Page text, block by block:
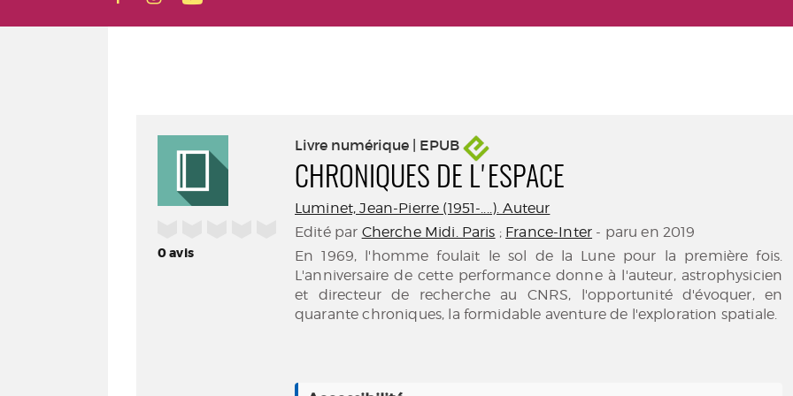
0avis
Livre numérique | EPUB
CHRONIQUES DE L'ESPACE
Luminet, Jean-Pierre (1951-....). Auteur
Edité par Cherche Midi. Paris ; France-Inter - paru en 2019
En 1969, l'homme foulait le sol de la Lune pour la première fois.
L'anniversaire de cette performance donne à l'auteur, astrophysicien
et directeur de recherche au CNRS, l'opportunité d'évoquer, en
quarante chroniques, la formidable aventure de l'exploration spatiale.